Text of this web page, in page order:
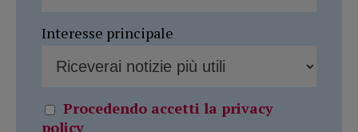
Interesse principale
Procedendo accetti la privacy
policy